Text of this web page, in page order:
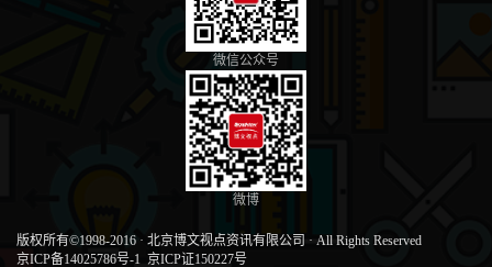
微信公众号
微博
版权所有©1998-2016 · 北京博文视点资讯有限公司 · All Rights Reserved
京ICP备14025786号-1 京ICP证150227号